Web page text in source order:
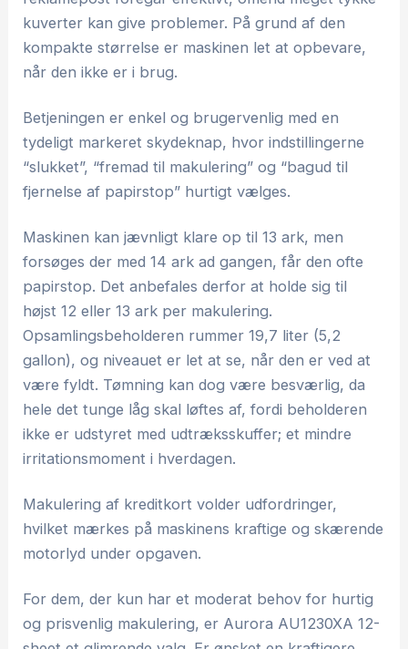
kuverter kan give problemer. På grund af den
kompakte størrelse er maskinen let at opbevare,
når den ikke er i brug.
Betjeningen er enkel og brugervenlig med en
tydeligt markeret skydeknap, hvor indstillingerne
“slukket”, “fremad til makulering” og “bagud til
fjernelse af papirstop” hurtigt vælges.
Maskinen kan jævnligt klare op til 13 ark, men
forsøges der med 14 ark ad gangen, får den ofte
papirstop. Det anbefales derfor at holde sig til
højst 12 eller 13 ark per makulering.
Opsamlingsbeholderen rummer 19,7 liter (5,2
gallon), og niveauet er let at se, når den er ved at
være fyldt. Tømning kan dog være besværlig, da
hele det tunge låg skal løftes af, fordi beholderen
ikke er udstyret med udtræksskuffer; et mindre
irritationsmoment i hverdagen.
Makulering af kreditkort volder udfordringer,
hvilket mærkes på maskinens kraftige og skærende
motorlyd under opgaven.
For dem, der kun har et moderat behov for hurtig
og prisvenlig makulering, er Aurora AU1230XA 12-